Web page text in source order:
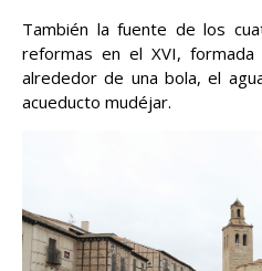
También la fuente de los
reformas en el XVI,
alrededor de una bola, el
acueducto mudéjar.